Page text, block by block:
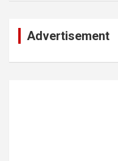
Advertisement